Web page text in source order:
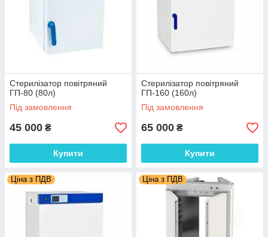
Стерилізатор повітряний
ГП-80 (80л)
Під замовлення
45 000 ₴
Купити
Стерилізатор повітряний
ГП-160 (160л)
Під замовлення
65 000 ₴
Купити
Ціна з ПДВ Ціна з ПДВ